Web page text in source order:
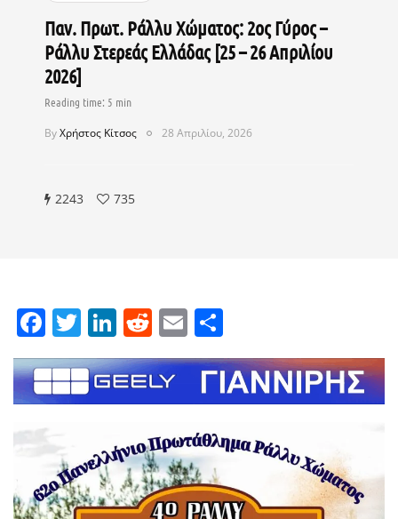
Παν. Πρωτ. Ράλλυ Χώματος: 2ος Γύρος –
Ράλλυ Στερεάς Ελλάδας [25 – 26 Απριλίου
2026]
ByΧρήστος Κίτσος 28 Απριλίου, 2026
2243 735
Facebook
Twitter
LinkedIn
Reddit
Email